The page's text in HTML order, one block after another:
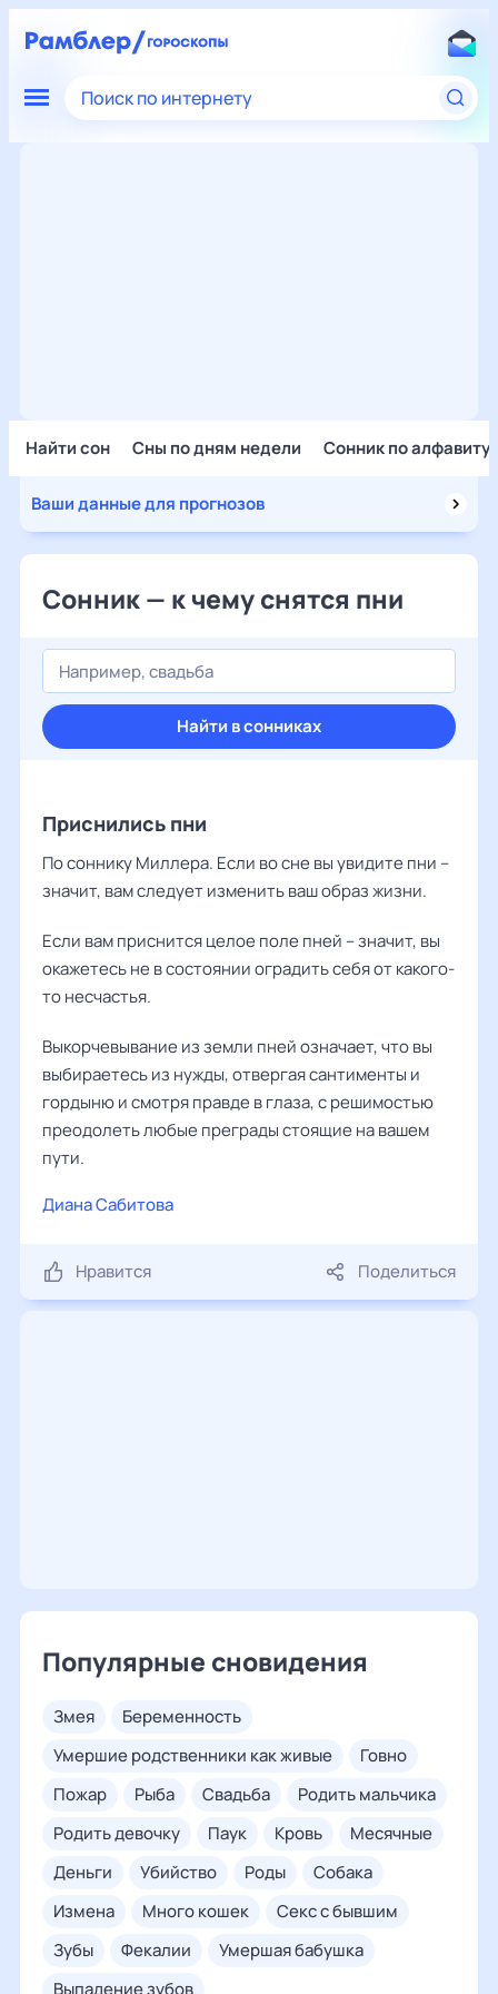
Поиск по интернету
Найти сон Сны по дням недели Сонник по алфавиту
Ваши данные для прогнозов
Сонник — к чему снятся пни
Найти в сонниках
Приснились пни
По соннику Миллера. Если во сне вы увидите пни –
значит, вам следует изменить ваш образ жизни.
Если вам приснится целое поле пней – значит, вы
окажетесь не в состоянии оградить себя от какого-
то несчастья.
Выкорчевывание из земли пней означает, что вы
выбираетесь из нужды, отвергая сантименты и
гордыню и смотря правде в глаза, с решимостью
преодолеть любые преграды стоящие на вашем
пути.
Диана Сабитова
Нравится Поделиться
Популярные сновидения
змея
беременность
умершие родственники как живые
говно
пожар
рыба свадьба
родить мальчика
родить девочку
паук кровь
месячные
деньги
убийство роды
собака
измена
много кошек
секс с бывшим
зубы
фекалии
умершая бабушка
выпадение зубов